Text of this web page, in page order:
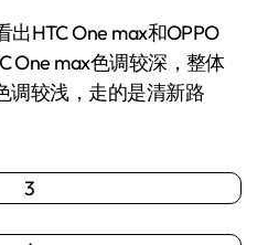
HTC One max和OPPO
One max色调较深，整体
调较浅，走的是清新路